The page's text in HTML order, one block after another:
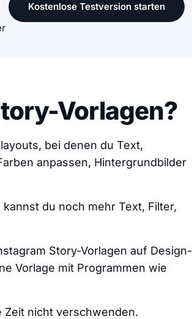
Kostenlose Testversion starten
Vorlagen?
bei denen du Text,
anpassen, Hintergrundbilder
du noch mehr Text, Filter,
Story-Vorlagen auf Design-
Vorlage mit Programmen wie
Zeit nicht verschwenden.